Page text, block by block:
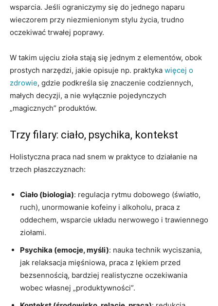
wsparcia. Jeśli ograniczymy się do jednego naparu
wieczorem przy niezmienionym stylu życia, trudno
oczekiwać trwałej poprawy.
W takim ujęciu zioła stają się jednym z elementów, obok
prostych narzędzi, jakie opisuje np. praktyka więcej o
zdrowie, gdzie podkreśla się znaczenie codziennych,
małych decyzji, a nie wyłącznie pojedynczych
„magicznych” produktów.
Trzy filary: ciało, psychika, kontekst
Holistyczna praca nad snem w praktyce to działanie na
trzech płaszczyznach:
Ciało (biologia): regulacja rytmu dobowego (światło,
ruch), unormowanie kofeiny i alkoholu, praca z
oddechem, wsparcie układu nerwowego i trawiennego
ziołami.
Psychika (emocje, myśli): nauka technik wyciszania,
jak relaksacja mięśniowa, praca z lękiem przed
bezsennością, bardziej realistyczne oczekiwania
wobec własnej „produktywności”.